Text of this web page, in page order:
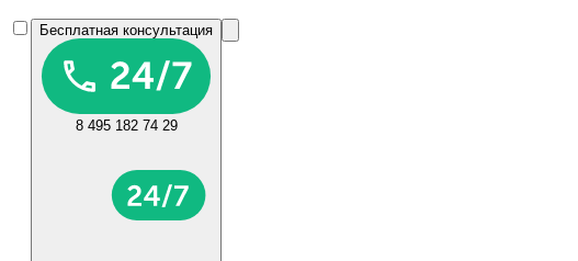
Бесплатная консультация
8 495 182 74 29